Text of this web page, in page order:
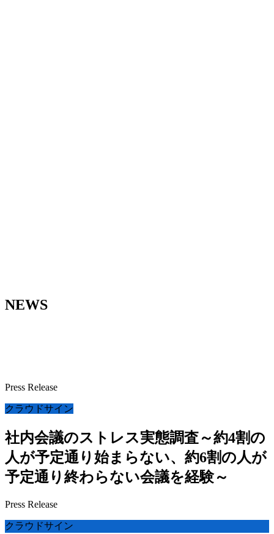
NEWS
Press Release
クラウドサイン
社内会議のストレス実態調査～約4割の
人が予定通り始まらない、約6割の人が
予定通り終わらない会議を経験～
Press Release
クラウドサイン